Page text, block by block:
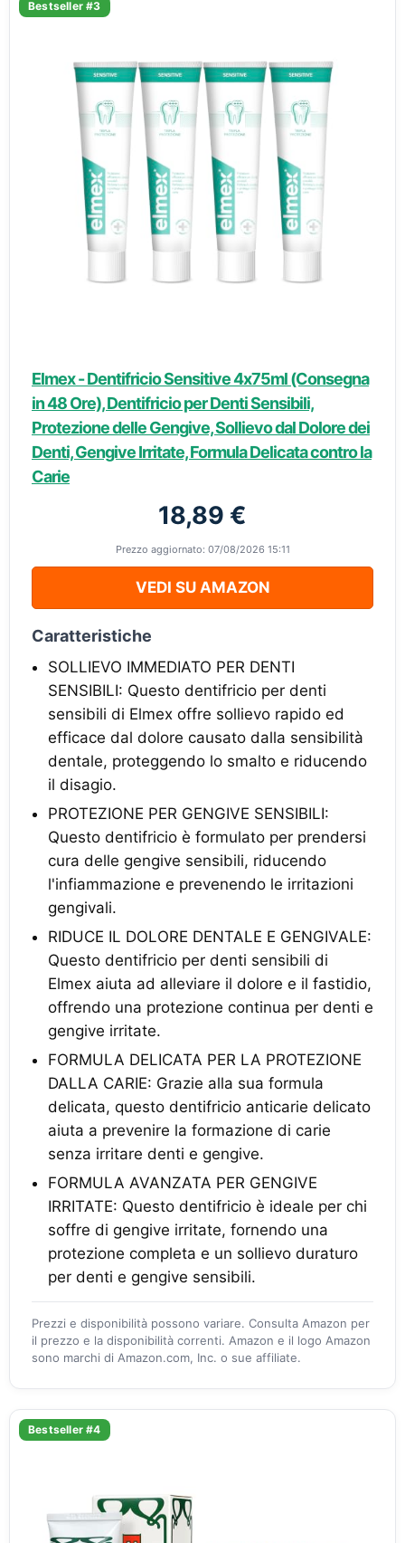
Bestseller #3
Elmex - Dentifricio Sensitive 4x75ml (Consegna
in 48 Ore), Dentifricio per Denti Sensibili,
Protezione delle Gengive, Sollievo dal Dolore dei
Denti, Gengive Irritate, Formula Delicata contro la
Carie
18,89 €
Prezzo aggiornato: 07/08/2026 15:11
VEDI SU AMAZON
Caratteristiche
SOLLIEVO IMMEDIATO PER DENTI
SENSIBILI: Questo dentifricio per denti
sensibili di Elmex offre sollievo rapido ed
efficace dal dolore causato dalla sensibilità
dentale, proteggendo lo smalto e riducendo
il disagio.
PROTEZIONE PER GENGIVE SENSIBILI:
Questo dentifricio è formulato per prendersi
cura delle gengive sensibili, riducendo
l'infiammazione e prevenendo le irritazioni
gengivali.
RIDUCE IL DOLORE DENTALE E GENGIVALE:
Questo dentifricio per denti sensibili di
Elmex aiuta ad alleviare il dolore e il fastidio,
offrendo una protezione continua per denti e
gengive irritate.
FORMULA DELICATA PER LA PROTEZIONE
DALLA CARIE: Grazie alla sua formula
delicata, questo dentifricio anticarie delicato
aiuta a prevenire la formazione di carie
senza irritare denti e gengive.
FORMULA AVANZATA PER GENGIVE
IRRITATE: Questo dentifricio è ideale per chi
soffre di gengive irritate, fornendo una
protezione completa e un sollievo duraturo
per denti e gengive sensibili.
Prezzi e disponibilità possono variare. Consulta Amazon per
il prezzo e la disponibilità correnti. Amazon e il logo Amazon
sono marchi di Amazon.com, Inc. o sue affiliate.
Bestseller #4